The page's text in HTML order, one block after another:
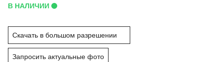
В НАЛИЧИИ
Скачать в большом разрешении
Запросить актуальные фото